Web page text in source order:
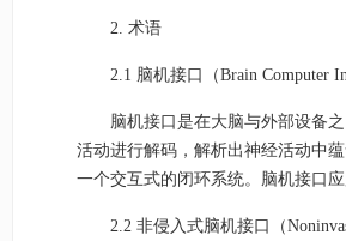
2. 术语
2.1 脑机接口（Brain Computer
脑机接口是在大脑与外部设备
活动进行解码，解析出神经活动中
一个交互式的闭环系统。脑机接口
2.2 非侵入式脑机接口（